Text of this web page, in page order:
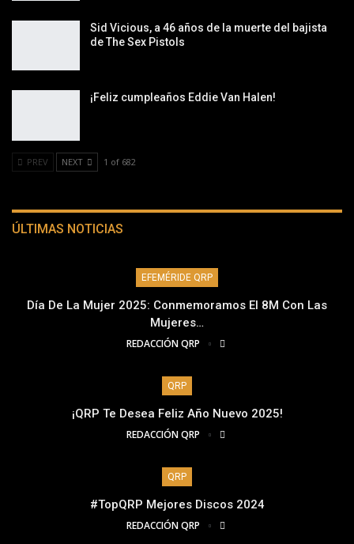
Sid Vicious, a 46 años de la muerte del bajista
de The Sex Pistols
¡Feliz cumpleaños Eddie Van Halen!
PREV NEXT 1 of 682
ÚLTIMAS NOTICIAS
EFEMÉRIDE QRP
Día De La Mujer 2025: Conmemoramos El 8M Con Las
Mujeres…
REDACCIÓN QRP
QRP
¡QRP Te Desea Feliz Año Nuevo 2025!
REDACCIÓN QRP
QRP
#TopQRP Mejores Discos 2024
REDACCIÓN QRP